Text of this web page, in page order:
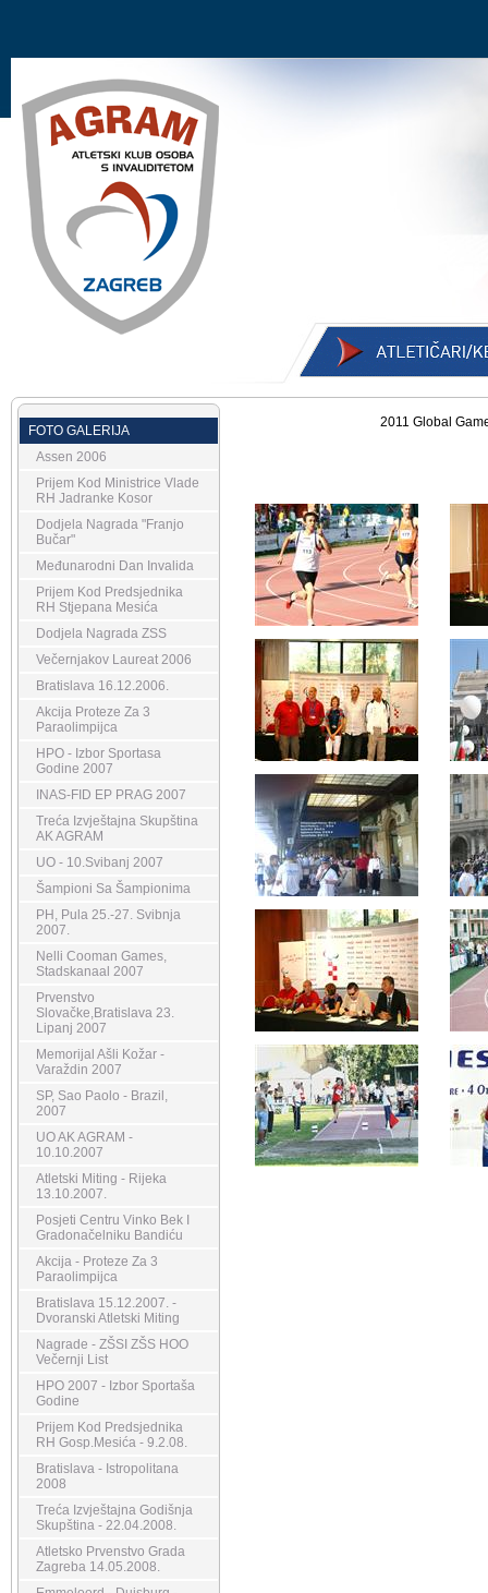
2011 Global
FOTO GALERIJA
Assen 2006
Prijem Kod Ministrice Vlade
RH Jadranke Kosor
Dodjela Nagrada "Franjo
Bučar"
Međunarodni Dan Invalida
Prijem Kod Predsjednika
RH Stjepana Mesića
Dodjela Nagrada ZSS
Večernjakov Laureat 2006
Bratislava 16.12.2006.
Akcija Proteze Za 3
Paraolimpijca
HPO - Izbor Sportasa
Godine 2007
INAS-FID EP PRAG 2007
Treća Izvještajna Skupština
AK AGRAM
UO - 10.Svibanj 2007
Šampioni Sa Šampionima
PH, Pula 25.-27. Svibnja
2007.
Nelli Cooman Games,
Stadskanaal 2007
Prvenstvo
Slovačke,Bratislava 23.
Lipanj 2007
Memorijal Ašli Kožar -
Varaždin 2007
SP, Sao Paolo - Brazil,
2007
UO AK AGRAM -
10.10.2007
Atletski Miting - Rijeka
13.10.2007.
Posjeti Centru Vinko Bek I
Gradonačelniku Bandiću
Akcija - Proteze Za 3
Paraolimpijca
Bratislava 15.12.2007. -
Dvoranski Atletski Miting
Nagrade - ZŠSI ZŠS HOO
Večernji List
HPO 2007 - Izbor Sportaša
Godine
Prijem Kod Predsjednika
RH Gosp.Mesića - 9.2.08.
Bratislava - Istropolitana
2008
Treća Izvještajna Godišnja
Skupština - 22.04.2008.
Atletsko Prvenstvo Grada
Zagreba 14.05.2008.